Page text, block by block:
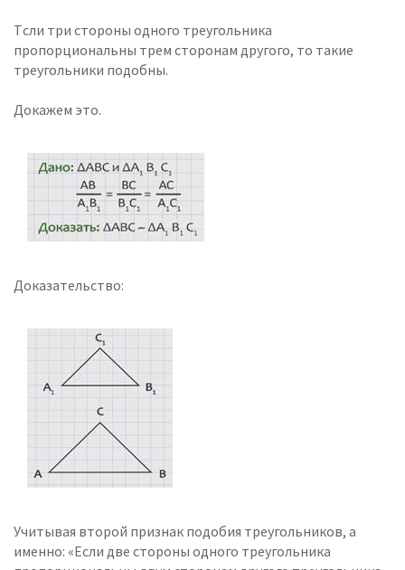
Tсли три стороны одного треугольника
пропорциональны трем сторонам другого, то такие
треугольники подобны.
Докажем это.
Доказательство:
Учитывая второй признак подобия треугольников, а
именно: «Если две стороны одного треугольника